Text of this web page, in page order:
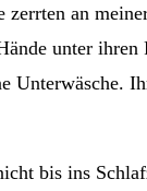
zerrten an
unter ihren
Unterwäsche.
bis ins